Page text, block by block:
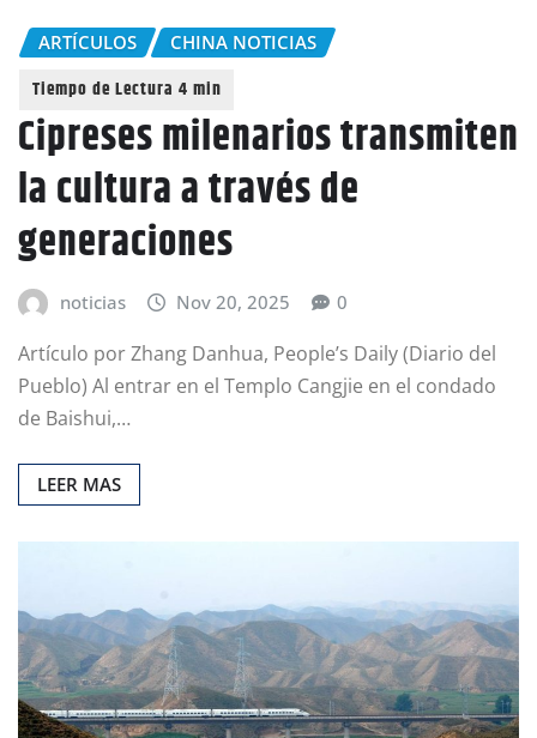
ARTÍCULOS CHINA NOTICIAS
Cipreses milenarios transmiten
la cultura a través de
generaciones
noticias Nov 20, 2025 0
Artículo por Zhang Danhua, People’s Daily (Diario del
Pueblo) Al entrar en el Templo Cangjie en el condado
de Baishui,…
LEER MAS